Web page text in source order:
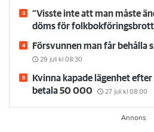
”Visste inte att man måste
döms för folkbokföringsbrott
Försvunnen man får behålla
29 juli kl 08:30
Kvinna kapade lägenhet
betala 50 000
27 juli kl 08:00